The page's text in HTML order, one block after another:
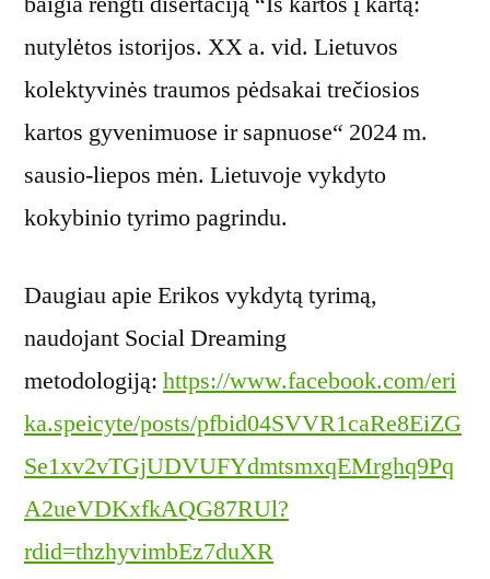
nutylėtos istorijos. XX a. vid. Lietuvos
kolektyvinės traumos pėdsakai trečiosios
kartos gyvenimuose ir sapnuose“ 2024 m.
sausio-liepos mėn. Lietuvoje vykdyto
kokybinio tyrimo pagrindu.
Daugiau apie Erikos vykdytą tyrimą,
naudojant Social Dreaming
metodologiją: https://www.facebook.com/eri
ka.speicyte/posts/pfbid04SVVR1caRe8EiZG
Se1xv2vTGjUDVUFYdmtsmxqEMrghq9Pq
A2ueVDKxfkAQG87RUl?
rdid=thzhyvimbEz7duXR